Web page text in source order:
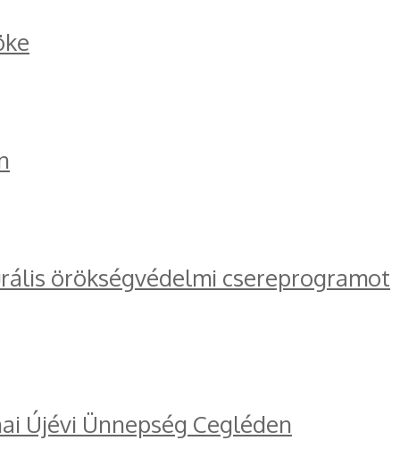
örökségvédelmi csereprogramot
Újévi Ünnepség Cegléden